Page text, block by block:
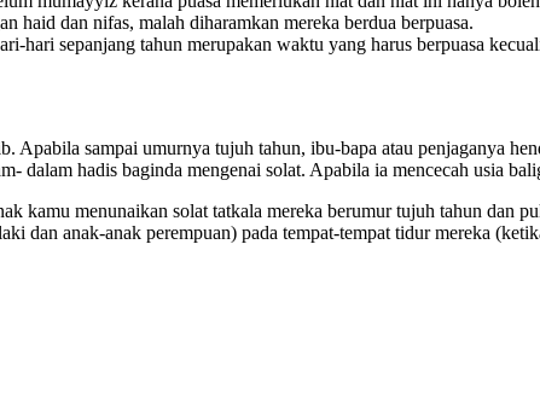
haid dan nifas, malah diharamkan mereka berdua berpuasa.
hari sepanjang tahun merupakan waktu yang harus berpuasa
sampai umurnya tujuh tahun, ibu-bapa atau penjaganya
dalam hadis baginda mengenai solat. Apabila ia mencecah usia
kamu menunaikan solat tatkala mereka berumur tujuh tahun dan
dan anak-anak perempuan) pada tempat-tempat tidur mereka